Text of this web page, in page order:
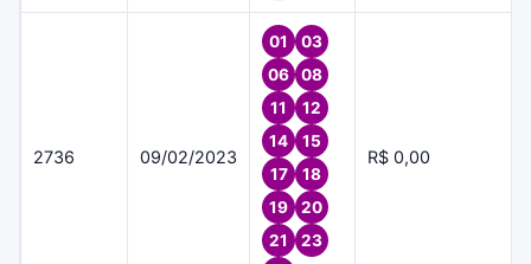
2736 09/02/2023
01
03
06
08
11
12
14
15
17
18
19
20
21
23
R$ 0,00